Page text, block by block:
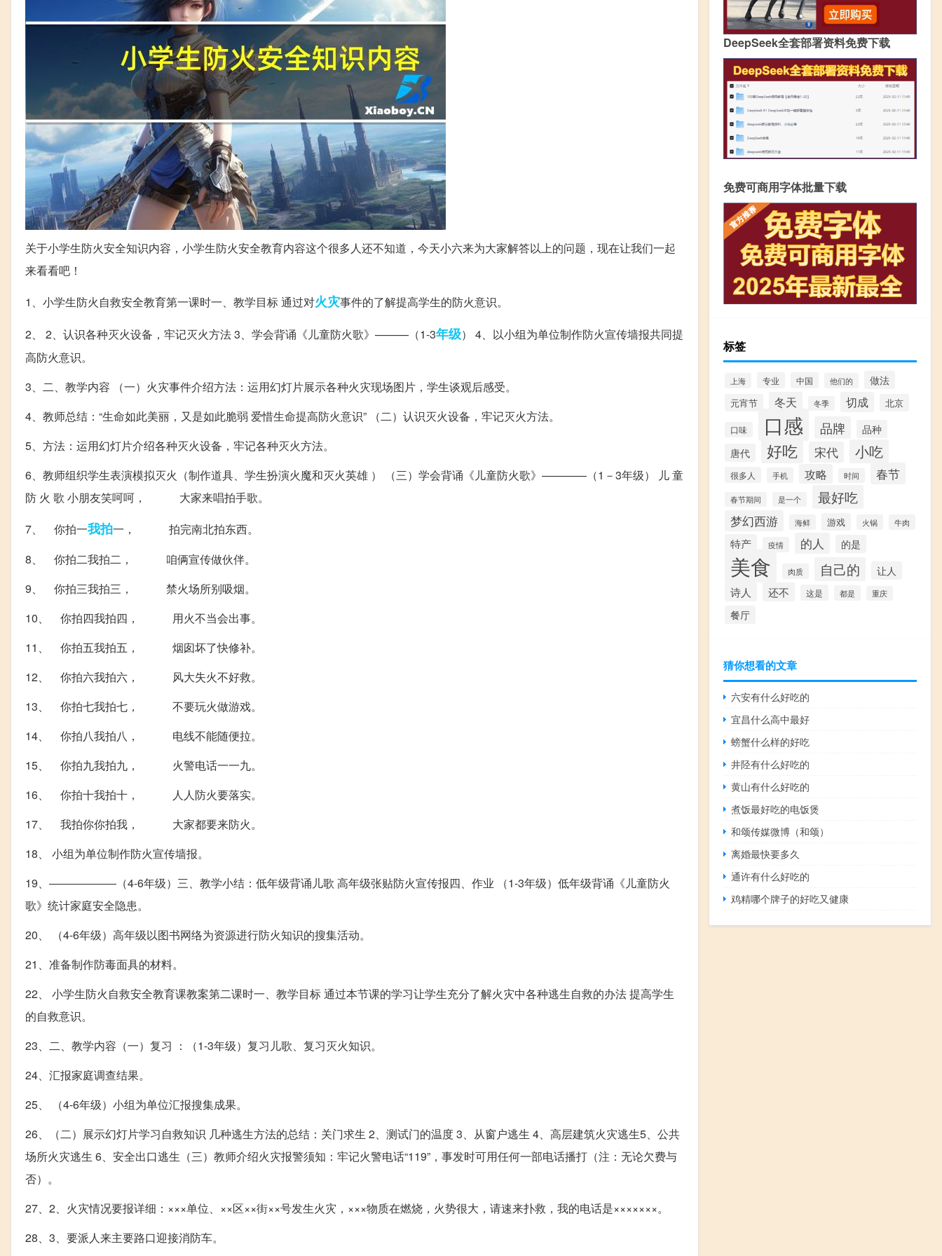
关于小学生防火安全知识内容，小学生防火安全教育内容这个很多人还不知道，今天小六来为大家解答以上的问题，现在让我们一起
来看看吧！
1、小学生防火自救安全教育第一课时一、教学目标 通过对火灾事件的了解提高学生的防火意识。
2、 2、认识各种灭火设备，牢记灭火方法 3、学会背诵《儿童防火歌》———（1-3年级） 4、以小组为单位制作防火宣传墙报共同提
高防火意识。
3、二、教学内容 （一）火灾事件介绍方法：运用幻灯片展示各种火灾现场图片，学生谈观后感受。
4、教师总结：“生命如此美丽，又是如此脆弱 爱惜生命提高防火意识” （二）认识灭火设备，牢记灭火方法。
5、方法：运用幻灯片介绍各种灭火设备，牢记各种灭火方法。
6、教师组织学生表演模拟灭火（制作道具、学生扮演火魔和灭火英雄 ） （三）学会背诵《儿童防火歌》————（1－3年级） 儿 童
防 火 歌 小朋友笑呵呵， 大家来唱拍手歌。
7、 你拍一我拍一， 拍完南北拍东西。
8、 你拍二我拍二， 咱俩宣传做伙伴。
9、 你拍三我拍三， 禁火场所别吸烟。
10、 你拍四我拍四， 用火不当会出事。
11、 你拍五我拍五， 烟囱坏了快修补。
12、 你拍六我拍六， 风大失火不好救。
13、 你拍七我拍七， 不要玩火做游戏。
14、 你拍八我拍八， 电线不能随便拉。
15、 你拍九我拍九， 火警电话一一九。
16、 你拍十我拍十， 人人防火要落实。
17、 我拍你你拍我， 大家都要来防火。
18、 小组为单位制作防火宣传墙报。
19、――――――（4-6年级）三、教学小结：低年级背诵儿歌 高年级张贴防火宣传报四、作业 （1-3年级）低年级背诵《儿童防火
歌》统计家庭安全隐患。
20、 （4-6年级）高年级以图书网络为资源进行防火知识的搜集活动。
21、准备制作防毒面具的材料。
22、 小学生防火自救安全教育课教案第二课时一、教学目标 通过本节课的学习让学生充分了解火灾中各种逃生自救的办法 提高学生
的自救意识。
23、二、教学内容（一）复习 ：（1-3年级）复习儿歌、复习灭火知识。
24、汇报家庭调查结果。
25、 （4-6年级）小组为单位汇报搜集成果。
26、（二）展示幻灯片学习自救知识 几种逃生方法的总结：关门求生 2、测试门的温度 3、从窗户逃生 4、高层建筑火灾逃生5、公共
场所火灾逃生 6、安全出口逃生（三）教师介绍火灾报警须知：牢记火警电话“119”，事发时可用任何一部电话播打（注：无论欠费与
否）。
27、2、火灾情况要报详细：×××单位、××区××街××号发生火灾，×××物质在燃烧，火势很大，请速来扑救，我的电话是×××××××。
28、3、要派人来主要路口迎接消防车。
DeepSeek全套部署资料免费下载
免费可商用字体批量下载
标签
上海 专业 中国 他们的 做法
元宵节 冬天 冬季 切成 北京
口味 口感 品牌
品种
唐代
好吃 宋代 小吃
很多人 手机 攻略 时间 春节
春节期间 是一个 最好吃
梦幻西游 海鲜 游戏 火锅 牛肉
特产 疫情 的人 的是
美食 肉质 自己的 让人
诗人 还不 这是 都是 重庆
餐厅
猜你想看的文章
六安有什么好吃的
宜昌什么高中最好
螃蟹什么样的好吃
井陉有什么好吃的
黄山有什么好吃的
煮饭最好吃的电饭煲
和颂传媒微博（和颂）
离婚最快要多久
通许有什么好吃的
鸡精哪个牌子的好吃又健康